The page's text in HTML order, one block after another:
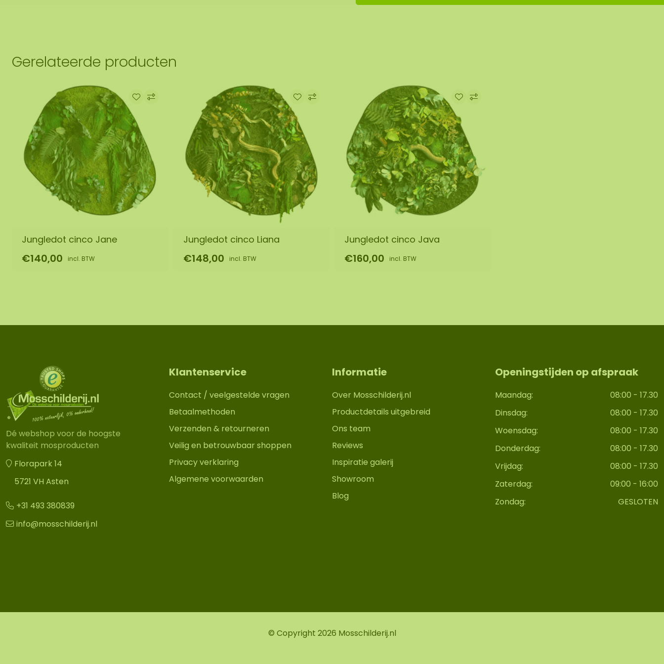
Gerelateerde producten
Jungledot cinco Jane
€140,00 incl. BTW
Jungledot cinco Liana
€148,00 incl. BTW
Jungledot cinco Java
€160,00 incl. BTW
Dé webshop voor de hoogste
kwaliteit mosproducten
Florapark 14
5721 VH Asten
+31 493 380839
info@mosschilderij.nl
Klantenservice
Contact / veelgestelde vragen
Betaalmethoden
Verzenden & retourneren
Veilig en betrouwbaar shoppen
Privacy verklaring
Algemene voorwaarden
Informatie
Over Mosschilderij.nl
Productdetails uitgebreid
Ons team
Reviews
Inspiratie galerij
Showroom
Blog
Openingstijden op afspraak
Maandag:
08:00 - 17.30
Dinsdag:
08:00 - 17.30
Woensdag:
08:00 - 17.30
Donderdag:
08:00 - 17.30
Vrijdag:
08:00 - 17.30
Zaterdag:
09:00 - 16:00
Zondag:
GESLOTEN
© Copyright 2026 Mosschilderij.nl